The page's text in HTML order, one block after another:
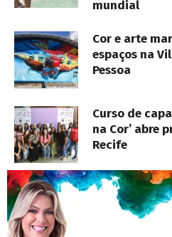
mundial
Cor e arte
espaços na
Pessoa
Curso de
na Cor’ abre
Recife